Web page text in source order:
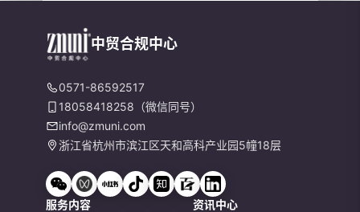
中贸合规中心
0571-86592517
18058418258（微信同号）
info@zmuni.com
浙江省杭州市滨江区天和高科产业园5幢18层
服务内容
资讯中心